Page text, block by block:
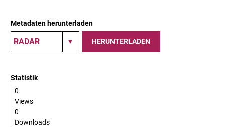
Metadaten herunterladen
HERUNTERLADEN
Statistik
0
Views
0
Downloads